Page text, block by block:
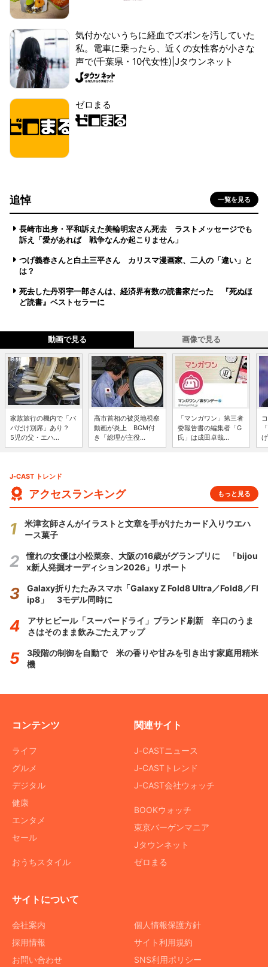
気付かないうちに経血でズボンを汚していた
私。電車に乗ったら、近くの女性客が小さな
声で(千葉県・10代女性)|Jタウンネット
ゼロまる
追悼 一覧を見る
長崎市出身・平和訴えた美輪明宏さん死去 ラストメッセージでも
訴え「愛があれば 戦争なんか起こりません」
つげ義春さんと白土三平さん カリスマ漫画家、二人の「違い」と
は？
死去した丹羽宇一郎さんは、経済界有数の読書家だった 『死ぬほ
ど読書』ベストセラーに
動画で見る 画像で見る
家族旅行の機内で「パ
パだけ別席」あり？
5児の父・エハ...
高市首相の被災地視察
動画が炎上 BGM付
き「総理が主役...
「マンガワン」第三者
委報告書の編集者「G
氏」は成田卓哉...
J-CAST トレンド
アクセスランキング もっと見る
米津玄師さんがイラストと文章を手がけたカード入りウエハ
ース菓子
憧れの女優は小松菜奈、大阪の16歳がグランプリに 「bijou
x新人発掘オーディション2026」リポート
Galaxy折りたたみスマホ「Galaxy Z Fold8 Ultra／Fold8／Fl
ip8」 3モデル同時に
アサヒビール「スーパードライ」ブランド刷新 辛口のうま
さはそのまま飲みごたえアップ
3段階の制御を自動で 米の香りや甘みを引き出す家庭用精米
機
コンテンツ
ライフ
グルメ
デジタル
健康
エンタメ
セール
おうちスタイル
関連サイト
J-CASTニュース
J-CASTトレンド
J-CAST会社ウォッチ
BOOKウォッチ
東京バーゲンマニア
Jタウンネット
ゼロまる
サイトについて
会社案内
採用情報
お問い合わせ
個人情報保護方針
サイト利用規約
SNS利用ポリシー